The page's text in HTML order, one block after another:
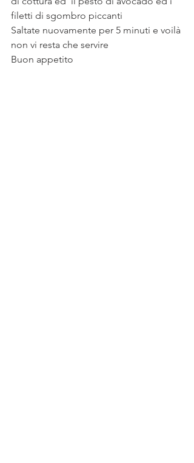
filetti di sgombro piccanti
Saltate nuovamente per 5 minuti e voilà
non vi resta che servire
Buon appetito